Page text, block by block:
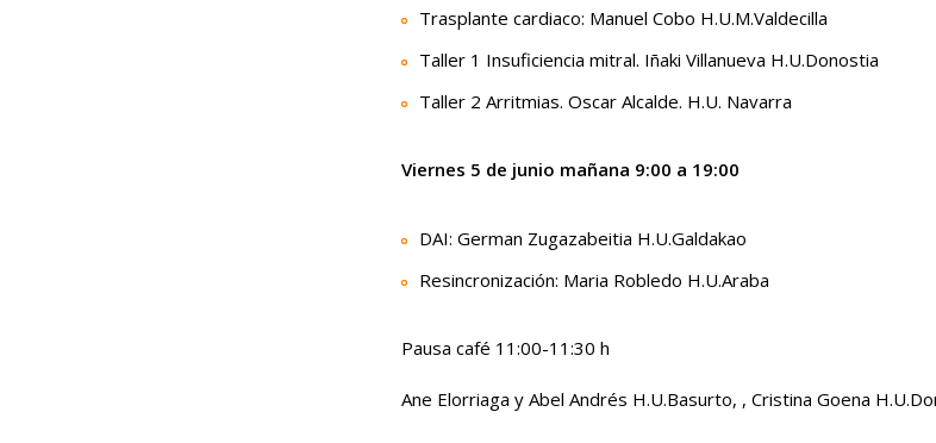
Trasplante cardiaco: Manuel Cobo H.U.M.Valdecilla
Taller 1 Insuficiencia mitral. Iñaki Villanueva H.U.Donostia
Taller 2 Arritmias. Oscar Alcalde. H.U. Navarra
Viernes 5 de junio mañana 9:00 a 19:00
DAI: German Zugazabeitia H.U.Galdakao
Resincronización: Maria Robledo H.U.Araba
Pausa café 11:00-11:30 h
Ane Elorriaga y Abel Andrés H.U.Basurto, , Cristina Goena